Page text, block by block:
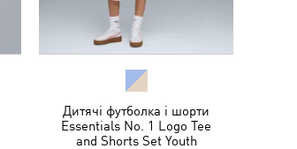
Дитячі футболка і шорти
Essentials No. 1 Logo Tee
and Shorts Set Youth